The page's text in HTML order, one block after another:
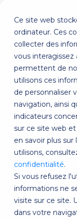
Ce site web
ordinateur. Ces
collecter des
vous
permettent de
utilisons ces
de personnaliser
navigation, ainsi
indicateurs
sur ce site web
en savoir plus
utilisons,
confidentialité.
Si vous refusez
informations ne
visite sur ce site.
dans votre
MENU